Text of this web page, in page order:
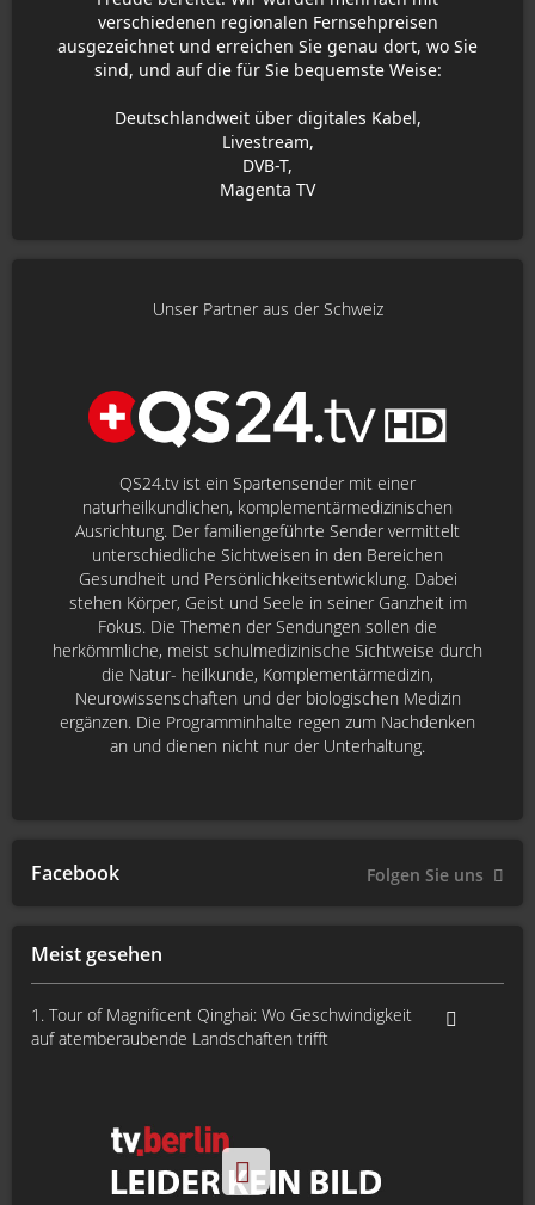
Meist gesehen
1. Tour of Magnificent Qinghai: Wo Geschwindigkeit
auf atemberaubende Landschaften trifft
verschiedenen regionalen Fernsehpreisen
ausgezeichnet und erreichen Sie genau dort, wo Sie
sind, und auf die für Sie bequemste Weise:
Deutschlandweit über digitales Kabel,
Livestream,
DVB-T,
Magenta TV
Unser Partner aus der Schweiz
QS24.tv ist ein Spartensender mit einer
naturheilkundlichen, komplementärmedizinischen
Ausrichtung. Der familiengeführte Sender vermittelt
unterschiedliche Sichtweisen in den Bereichen
Gesundheit und Persönlichkeitsentwicklung. Dabei
stehen Körper, Geist und Seele in seiner Ganzheit im
Fokus. Die Themen der Sendungen sollen die
herkömmliche, meist schulmedizinische Sichtweise durch
die Natur- heilkunde, Komplementärmedizin,
Neurowissenschaften und der biologischen Medizin
ergänzen. Die Programminhalte regen zum Nachdenken
an und dienen nicht nur der Unterhaltung.
Facebook Folgen Sie uns